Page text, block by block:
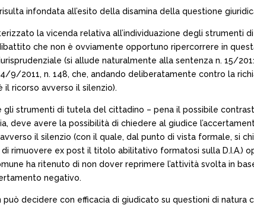
infondata all’esito della disamina della questione
la vicenda relativa all’individuazione degli strumenti
che non è ovviamente opportuno ripercorrere in
(si allude naturalmente alla sentenza n. 15/2011
9/2011, n. 148, che, andando deliberatamente contro la
il ricorso avverso il silenzio).
strumenti di tutela del cittadino – pena il possibile
avere la possibilità di chiedere al giudice
il silenzio (con il quale, dal punto di vista formale, si
rimuovere ex post il titolo abilitativo formatosi sulla D.I.A.)
ha ritenuto di non dover reprimere l’attività svolta in
negativo.
decidere con efficacia di giudicato su questioni di natura